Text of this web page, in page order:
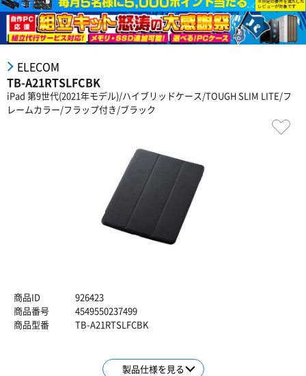
ELECOM
TB-A21RTSLFCBK
iPad 第9世代(2021年モデル)/ハイブリッドケース/TOUGH SLIM LITE/フ
レームカラー/フラップ付き/ブラック
商品ID
926423
商品番号
4549550237499
商品型番
TB-A21RTSLFCBK
製品仕様を見る